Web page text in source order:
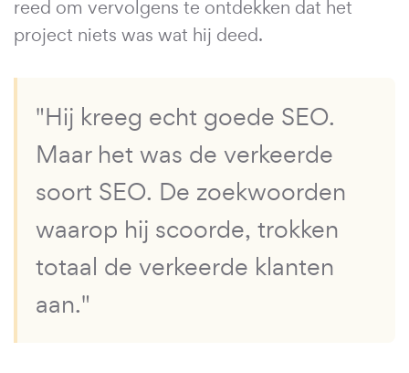
reed om vervolgens te ontdekken dat het
project niets was wat hij deed.
"Hij kreeg echt goede SEO.
Maar het was de verkeerde
soort SEO. De zoekwoorden
waarop hij scoorde, trokken
totaal de verkeerde klanten
aan."